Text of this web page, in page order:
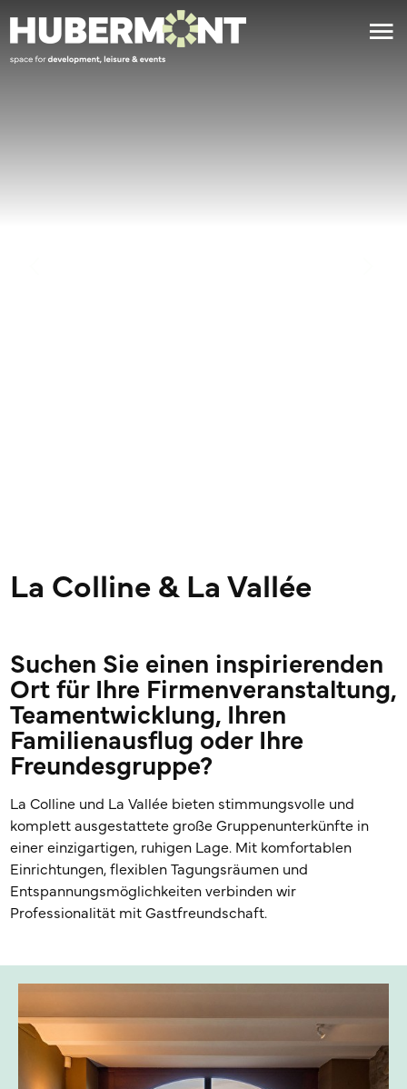
La Colline & La Vallée
Suchen Sie einen inspirierenden
Ort für Ihre Firmenveranstaltung,
Teamentwicklung, Ihren
Familienausflug oder Ihre
Freundesgruppe?
La Colline und La Vallée bieten stimmungsvolle und
komplett ausgestattete große Gruppenunterkünfte in
einer einzigartigen, ruhigen Lage. Mit komfortablen
Einrichtungen, flexiblen Tagungsräumen und
Entspannungsmöglichkeiten verbinden wir
Professionalität mit Gastfreundschaft.